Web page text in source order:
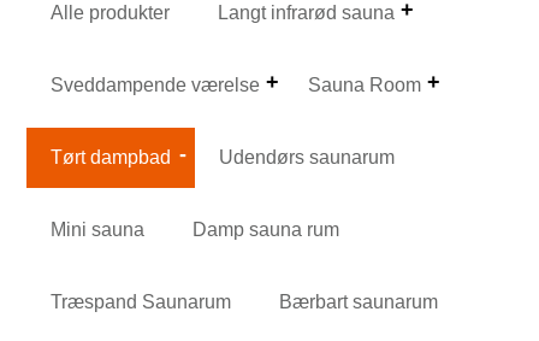
Alle produkter Langt infrarød sauna
Sveddampende værelse Sauna Room
Tørt dampbad Udendørs saunarum
Mini sauna Damp sauna rum
Træspand Saunarum Bærbart saunarum